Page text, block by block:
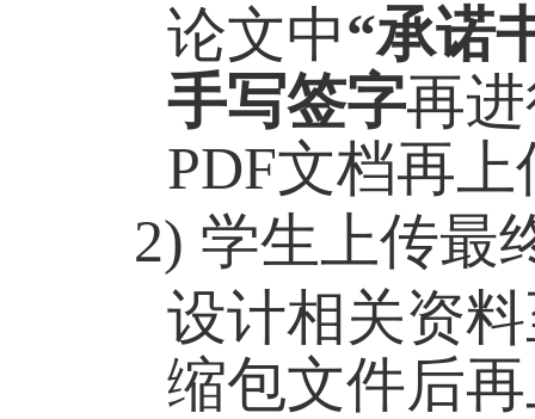
论文中“承诺
手写签字再
PDF文档再上
2) 学生上传最
设计相关资
缩包文件后